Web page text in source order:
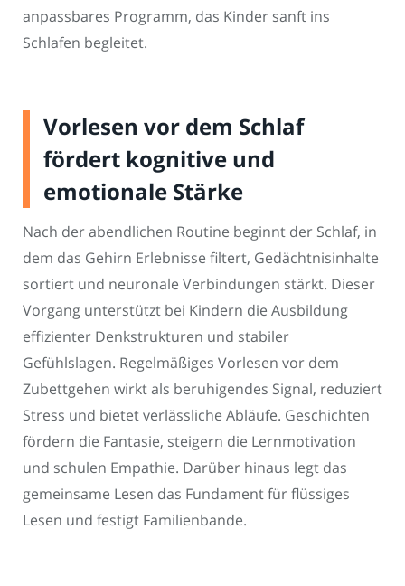
anpassbares Programm, das Kinder sanft ins
Schlafen begleitet.
Vorlesen vor dem Schlaf
fördert kognitive und
emotionale Stärke
Nach der abendlichen Routine beginnt der Schlaf, in
dem das Gehirn Erlebnisse filtert, Gedächtnisinhalte
sortiert und neuronale Verbindungen stärkt. Dieser
Vorgang unterstützt bei Kindern die Ausbildung
effizienter Denkstrukturen und stabiler
Gefühlslagen. Regelmäßiges Vorlesen vor dem
Zubettgehen wirkt als beruhigendes Signal, reduziert
Stress und bietet verlässliche Abläufe. Geschichten
fördern die Fantasie, steigern die Lernmotivation
und schulen Empathie. Darüber hinaus legt das
gemeinsame Lesen das Fundament für flüssiges
Lesen und festigt Familienbande.